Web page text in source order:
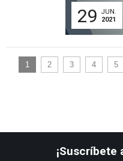
29
JUN.
2021
1 2 3 4 5
¡Suscríbete